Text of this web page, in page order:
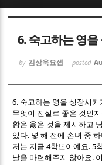
6. 숙고하는 영을
by 김상욱요셉 posted
6. 숙고하는 영을 성장시키
무엇이 진실로 좋은 것인
황은 옳은 것을 제시하고
있다. 몇 해 전에 손녀 중
저는 지금4학년이예요 . 5
날을 마련해주지 않아요 .